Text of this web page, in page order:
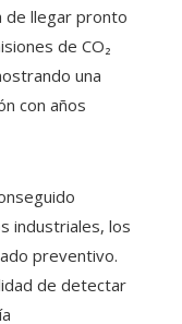
de llegar pronto
de CO₂
una
con años
industriales, los
preventivo.
de detectar